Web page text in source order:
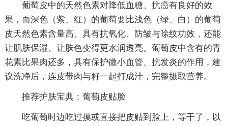
葡萄皮中的天然色素对降低血糖、抗癌有良好的效
果，而深色（紫、红）的葡萄要比浅色（绿、白）的葡萄
皮天然色素含量高。具有抗氧化、防皱与除纹功效，还能
让肌肤保湿、让肤色变得更水润透亮。葡萄皮中含有的青
花素比果肉还多，具有保护微小血管、抗发炎的作用，建
议洗净后，连皮带肉与籽一起打成汁，完整摄取营养。
推荐护肤宝典：葡萄皮贴脸
吃葡萄时边吃过摸或直接把皮贴到脸上，等干了，以